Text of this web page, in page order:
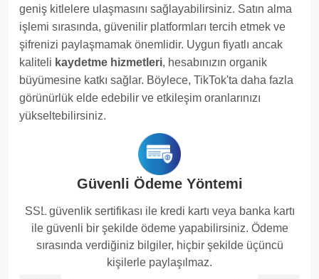
geniş kitlelere ulaşmasını sağlayabilirsiniz. Satın alma
işlemi sırasında, güvenilir platformları tercih etmek ve
şifrenizi paylaşmamak önemlidir. Uygun fiyatlı ancak
kaliteli kaydetme hizmetleri, hesabınızın organik
büyümesine katkı sağlar. Böylece, TikTok'ta daha fazla
görünürlük elde edebilir ve etkileşim oranlarınızı
yükseltebilirsiniz.
Güvenli Ödeme Yöntemi
SSL güvenlik sertifikası ile kredi kartı veya banka kartı
ile güvenli bir şekilde ödeme yapabilirsiniz. Ödeme
sırasında verdiğiniz bilgiler, hiçbir şekilde üçüncü
kişilerle paylaşılmaz.
Previous Next